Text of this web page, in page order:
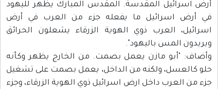
أرض اسرائيل المقدسة. المقدس المبارك يظهر لليهود
في أرض اسرائيل ما يفعله جزء من العرب في أرض
اسرائيل، العرب ذوي الهوية الزرقاء يشعلون الحرائق
ويريدون المس باليهود".
وأضاف: "أبو مازن يعمل بصمت. من الخارج يظهر وكأنه
حلو كالعسل، ولكنه من الداخل، يعمل بصمت على تشغيل
جزء من العرب داخل ارض اسرائيل ذوي الهوية الزرقاء، وجزء